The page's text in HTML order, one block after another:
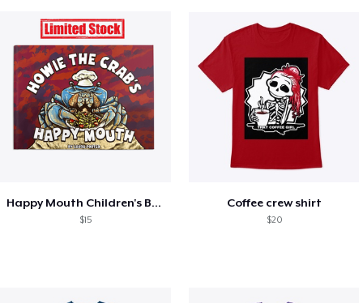
Happy Mouth Children's Book
$15
Coffee crew shirt
$20